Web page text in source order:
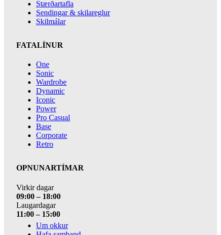
Stærðartafla
Sendingar & skilareglur
Skilmálar
FATALÍNUR
One
Sonic
Wardrobe
Dynamic
Iconic
Power
Pro Casual
Base
Corporate
Retro
OPNUNARTÍMAR
Virkir dagar
09:00 – 18:00
Laugardagar
11:00 – 15:00
Um okkur